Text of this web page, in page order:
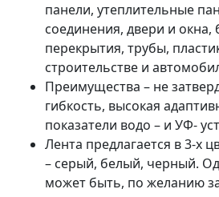
панели, утеплительные
соединения, двери и окна,
перекрытия, трубы,
строительстве и
Преимущества – не
гибкость, высокая
показатели водо – и УФ-
Лента предлагается в 3-х
– серый, белый, черный.
может быть, по желанию